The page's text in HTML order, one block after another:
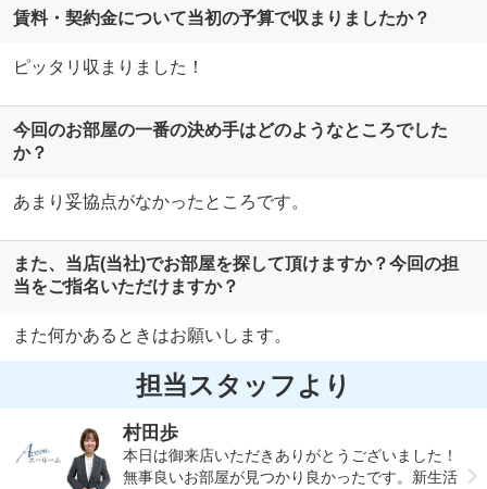
賃料・契約金について当初の予算で収まりましたか？
ピッタリ収まりました！
今回のお部屋の一番の決め手はどのようなところでした
か？
あまり妥協点がなかったところです。
また、当店(当社)でお部屋を探して頂けますか？今回の担
当をご指名いただけますか？
また何かあるときはお願いします。
担当スタッフより
村田歩
本日は御来店いただきありがとうございました！
無事良いお部屋が見つかり良かったです。新生活